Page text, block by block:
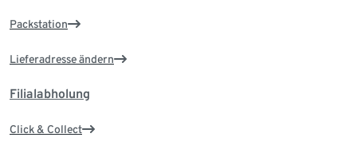
Packstation
Lieferadresse ändern
Filialabholung
Click & Collect